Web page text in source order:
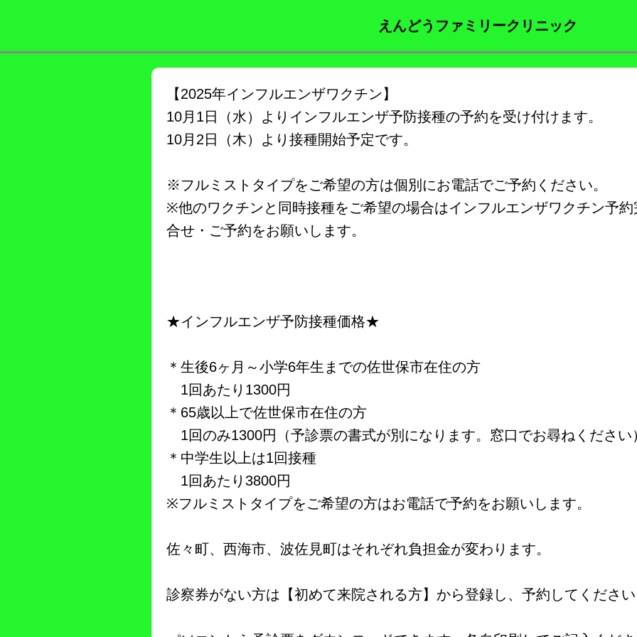
えんどうファミリークリニック
【2025年インフルエンザワクチン】
10月1日（水）よりインフルエンザ予防接種の予約を受け付けます。
10月2日（木）より接種開始予定です。
※フルミストタイプをご希望の方は個別にお電話でご予約ください。
※他のワクチンと同時接種をご希望の場合はインフルエンザワクチン予
合せ・ご予約をお願いします。
★インフルエンザ予防接種価格★
＊生後6ヶ月～小学6年生までの佐世保市在住の方
1回あたり1300円
＊65歳以上で佐世保市在住の方
1回のみ1300円（予診票の書式が別になります。窓口でお尋ねください
＊中学生以上は1回接種
1回あたり3800円
※フルミストタイプをご希望の方はお電話で予約をお願いします。
佐々町、西海市、波佐見町はそれぞれ負担金が変わります。
診察券がない方は【初めて来院される方】から登録し、予約してくださ